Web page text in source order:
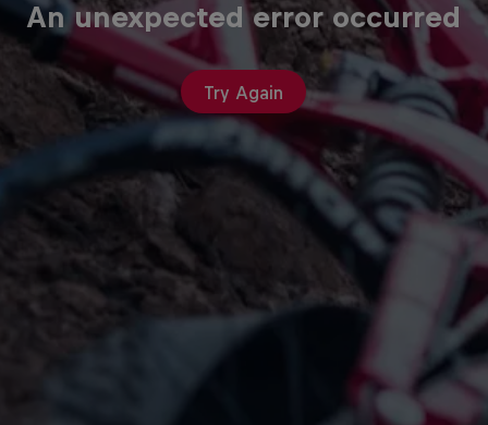
An unexpected error occurred
Try Again